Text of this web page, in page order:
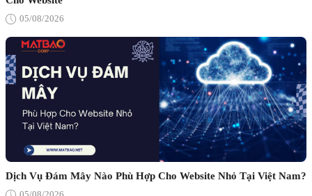
05/08/2026
Dịch Vụ Đám Mây Nào Phù Hợp Cho Website Nhỏ Tại Việt Nam?